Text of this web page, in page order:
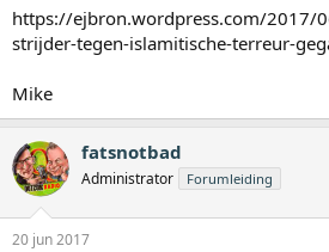
https://ejbron.wordpress.com/2017/
strijder-tegen-islamitische-terreur-
Mike
fatsnotbad
Administrator Forumleiding
20 jun 2017